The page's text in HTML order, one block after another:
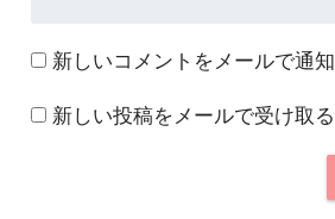
新しいコメントをメールで通知
新しい投稿をメールで受け取る